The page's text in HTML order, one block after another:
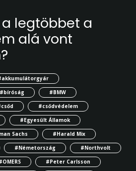
legtöbbet a
alá vont
#bíróság
#BMW
#csődvédelem
#Egyesült Államok
Sachs
#Harald Mix
#Németország
#Northvolt
#Peter Carlsson